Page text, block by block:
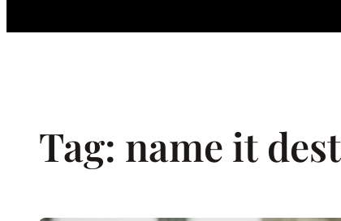
Tag: name it